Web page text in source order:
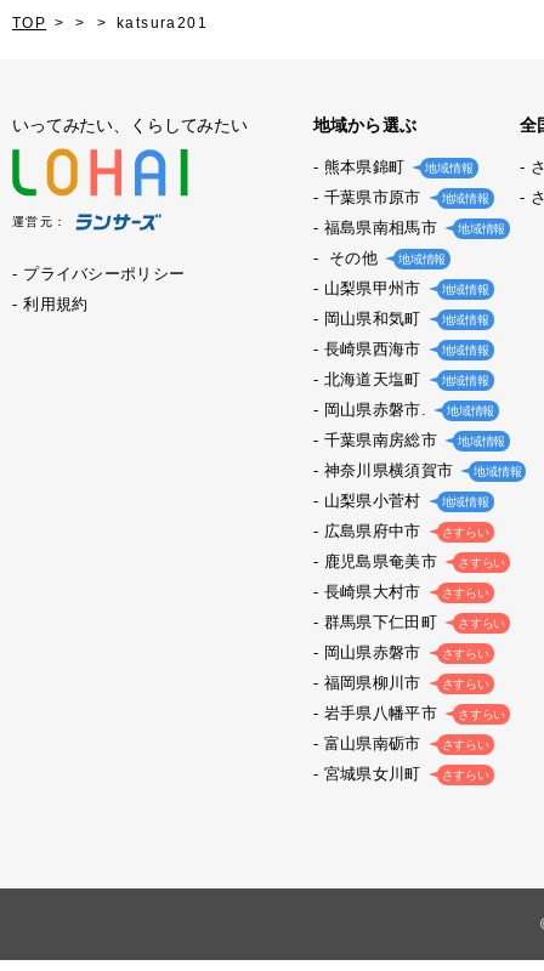
TOP katsura201
いってみたい、くらしてみたい
運営元：
プライバシーポリシー
利用規約
地域から選ぶ
熊本県錦町 地域情報
千葉県市原市 地域情報
福島県南相馬市 地域情報
その他 地域情報
山梨県甲州市 地域情報
岡山県和気町 地域情報
長崎県西海市 地域情報
北海道天塩町 地域情報
岡山県赤磐市. 地域情報
千葉県南房総市 地域情報
神奈川県横須賀市 地域情報
山梨県小菅村 地域情報
広島県府中市 さすらい
鹿児島県奄美市 さすらい
長崎県大村市 さすらい
群馬県下仁田町 さすらい
岡山県赤磐市 さすらい
福岡県柳川市 さすらい
岩手県八幡平市 さすらい
富山県南砺市 さすらい
宮城県女川町 さすらい
全